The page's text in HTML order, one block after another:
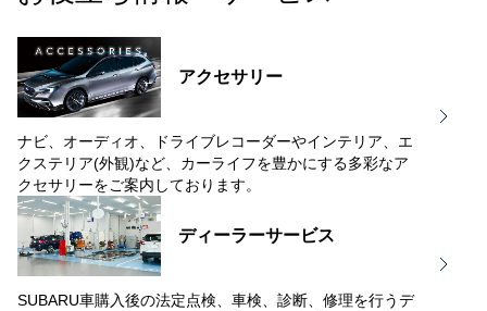
アクセサリー
ナビ、オーディオ、ドライブレコーダーやインテリア、エ
クステリア(外観)など、カーライフを豊かにする多彩なア
クセサリーをご案内しております。
ディーラーサービス
SUBARU車購入後の法定点検、車検、診断、修理を行うデ